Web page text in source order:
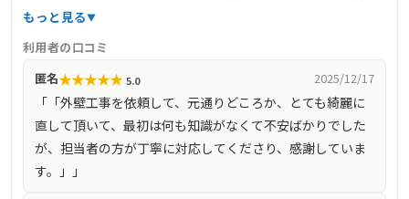
上の施工実績を持ち、建築施工管理技士や塗装技能士など
ンを排除し、低価格で高品質なサービスを提供していま
す。さらに、国土交通大臣指定のJIOリフォーム瑕疵保険や
最長15年の自社工事保証、メーカー保証のトリプル保証を
提供しており、施工後も長期にわたり安心です。
もっと見る
利用者の口コミ
匿名★★★★★ 5.0 2025/12/17
「「外壁工事を依頼して、元通りどころか、とても綺麗に
直して頂いて、最初は何も知識がなくて不安ばかりでした
が、担当者の方が丁寧に対応してくださり、感謝していま
す。」」